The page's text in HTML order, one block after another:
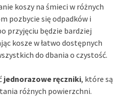
koszy na śmieci w różnych
pozbycie się odpadków i
przyjęciu będzie bardziej
kosze w łatwo dostępnych
do dbania o czystość.
jednorazowe ręczniki, które są
różnych powierzchni.